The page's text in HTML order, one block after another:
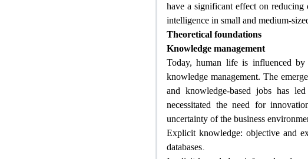
have a significant effect on reducing
intelligence in small and medium-
Theoretical foundations
Knowledge management
Today, human life is influenced by
knowledge management. The
and knowledge-based jobs has
necessitated the need for
uncertainty of the business
Explicit knowledge: objective and
databases.